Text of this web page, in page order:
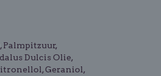
Palmpitzuur,
Dulcis Olie,
Geraniol,